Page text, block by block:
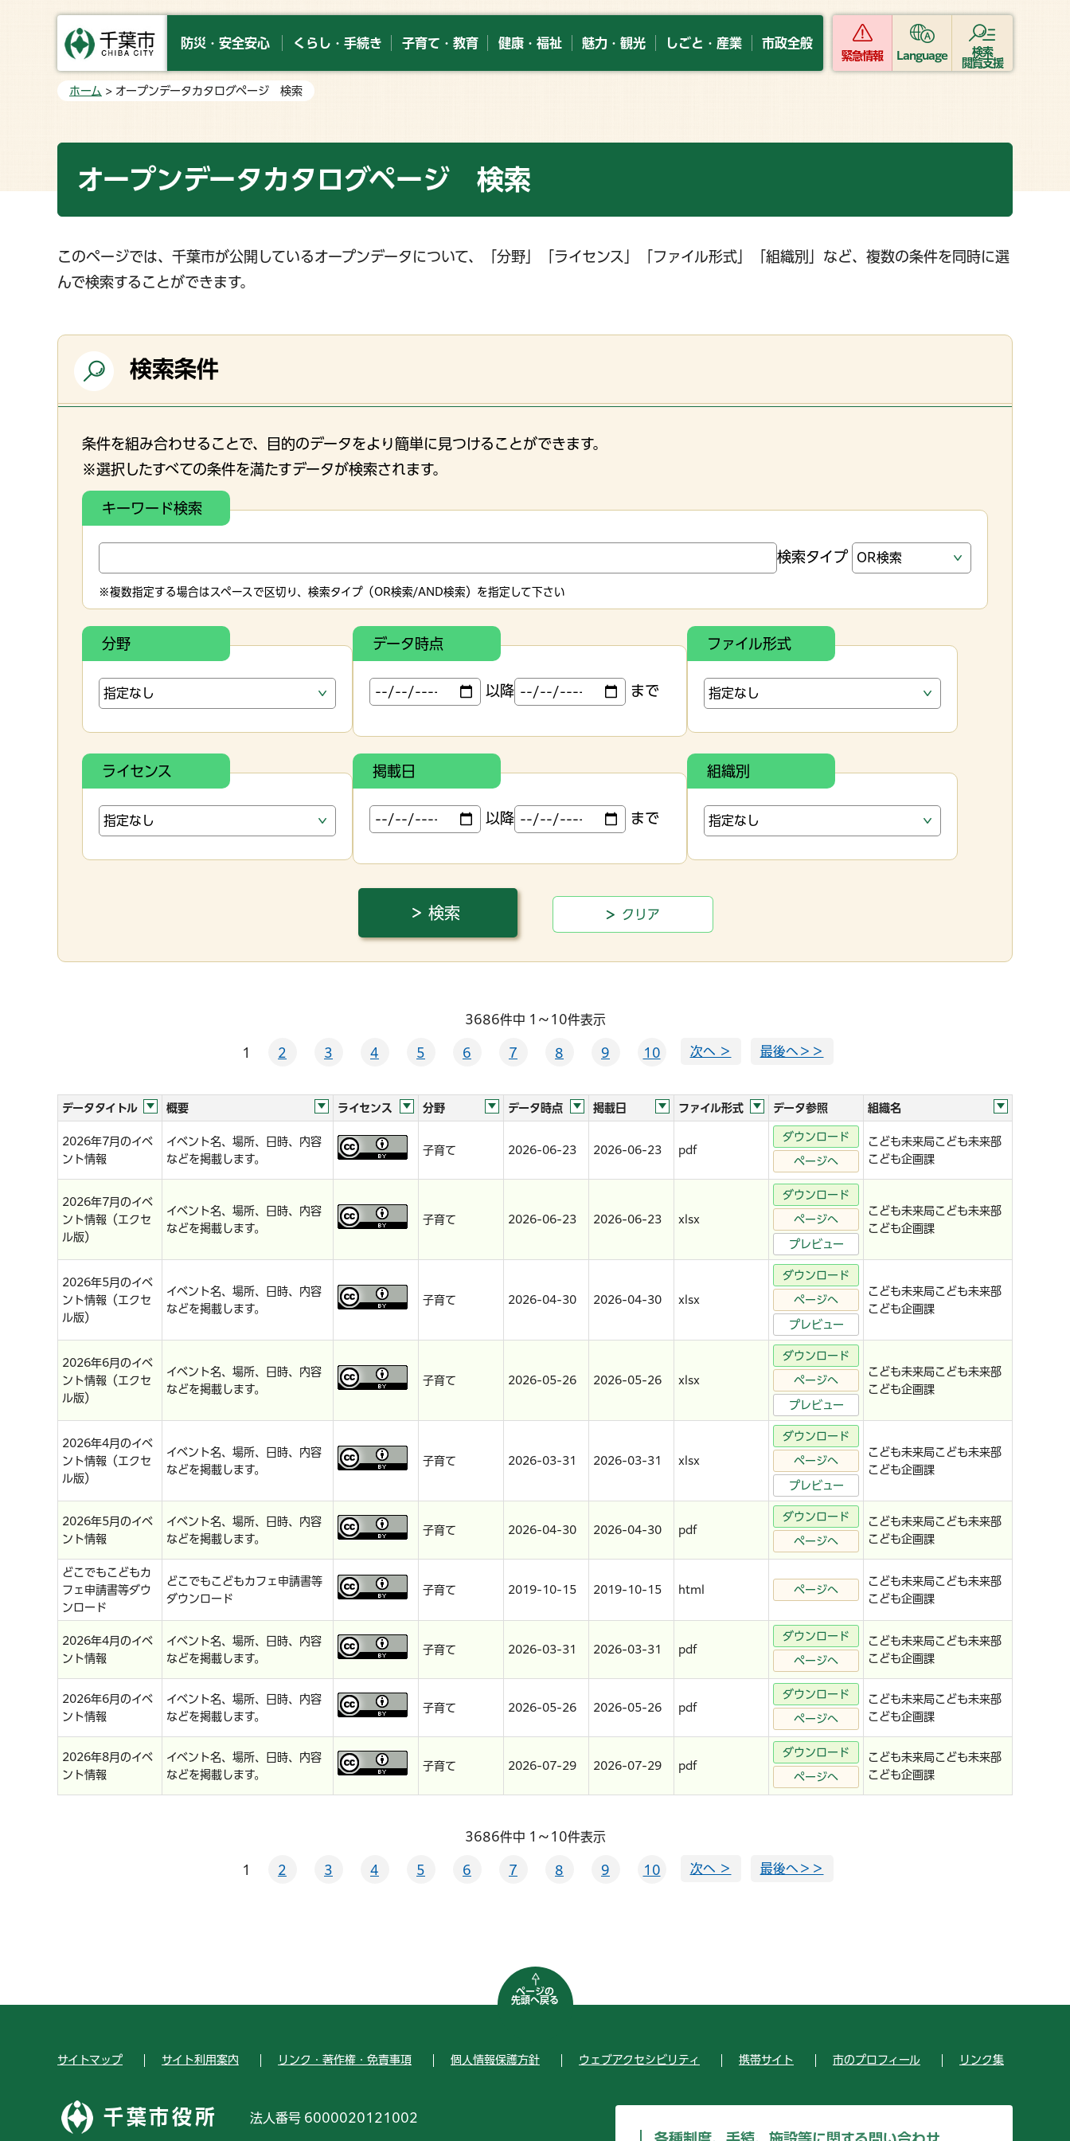
防災・安全安心 くらし・手続き 子育て・教育 健康・福祉 魅力・観光 しごと・産業 市政全般
緊急情報 Language
検索
閲覧支援
ホーム > オープンデータカタログページ 検索
オープンデータカタログページ 検索
このページでは、千葉市が公開しているオープンデータについて、「分野」「ライセンス」「ファイル形式」「組織別」など、複数の条件を同時に選
んで検索することができます。
検索条件
条件を組み合わせることで、目的のデータをより簡単に見つけることができます。
※選択したすべての条件を満たすデータが検索されます。
キーワード検索
検索タイプ
※複数指定する場合はスペースで区切り、検索タイプ（OR検索/AND検索）を指定して下さい
分野 データ時点
以降 まで
ファイル形式
ライセンス 掲載日
以降 まで
組織別
3686件中 1～10件表示
1 2 3 4 5 6 7 8 9 10 次へ ＞ 最後へ＞＞
データタイトル 概要 ライセンス 分野 データ時点 掲載日 ファイル形式 データ参照 組織名
2026年7月のイベ
ント情報
イベント名、場所、日時、内容
などを掲載します。
子育て 2026-06-23 2026-06-23 pdf
ダウンロード
ページへ
こども未来局こども未来部
こども企画課
2026年7月のイベ
ント情報（エクセ
ル版）
イベント名、場所、日時、内容
などを掲載します。
子育て 2026-06-23 2026-06-23 xlsx
ダウンロード
ページへ
プレビュー
こども未来局こども未来部
こども企画課
2026年5月のイベ
ント情報（エクセ
ル版）
イベント名、場所、日時、内容
などを掲載します。
子育て 2026-04-30 2026-04-30 xlsx
ダウンロード
ページへ
プレビュー
こども未来局こども未来部
こども企画課
2026年6月のイベ
ント情報（エクセ
ル版）
イベント名、場所、日時、内容
などを掲載します。
子育て 2026-05-26 2026-05-26 xlsx
ダウンロード
ページへ
プレビュー
こども未来局こども未来部
こども企画課
2026年4月のイベ
ント情報（エクセ
ル版）
イベント名、場所、日時、内容
などを掲載します。
子育て 2026-03-31 2026-03-31 xlsx
ダウンロード
ページへ
プレビュー
こども未来局こども未来部
こども企画課
2026年5月のイベ
ント情報
イベント名、場所、日時、内容
などを掲載します。
子育て 2026-04-30 2026-04-30 pdf
ダウンロード
ページへ
こども未来局こども未来部
こども企画課
どこでもこどもカ
フェ申請書等ダウ
ンロード
どこでもこどもカフェ申請書等
ダウンロード
子育て 2019-10-15 2019-10-15 html ページへ
こども未来局こども未来部
こども企画課
2026年4月のイベ
ント情報
イベント名、場所、日時、内容
などを掲載します。
子育て 2026-03-31 2026-03-31 pdf
ダウンロード
ページへ
こども未来局こども未来部
こども企画課
2026年6月のイベ
ント情報
イベント名、場所、日時、内容
などを掲載します。
子育て 2026-05-26 2026-05-26 pdf
ダウンロード
ページへ
こども未来局こども未来部
こども企画課
2026年8月のイベ
ント情報
イベント名、場所、日時、内容
などを掲載します。
子育て 2026-07-29 2026-07-29 pdf
ダウンロード
ページへ
こども未来局こども未来部
こども企画課
3686件中 1～10件表示
1 2 3 4 5 6 7 8 9 10 次へ ＞ 最後へ＞＞
ページの
先頭へ戻る
サイトマップ サイト利用案内 リンク・著作権・免責事項 個人情報保護方針 ウェブアクセシビリティ 携帯サイト 市のプロフィール リンク集
千葉市役所 法人番号 6000020121002